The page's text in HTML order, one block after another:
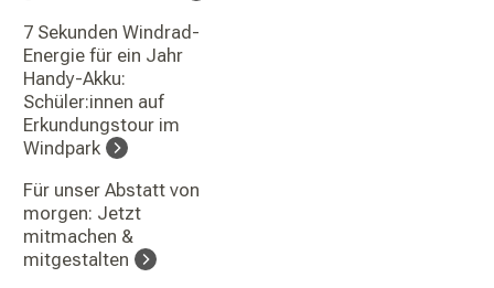
7 Sekunden Windrad-
Energie für ein Jahr
Handy-Akku:
Schüler:innen auf
Erkundungstour im
Windpark
Für unser Abstatt von
morgen: Jetzt
mitmachen &
mitgestalten